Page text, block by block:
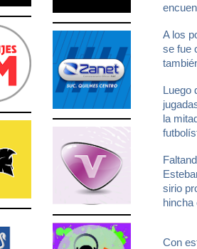
A los
se fue
Luego
la
sirio
Con